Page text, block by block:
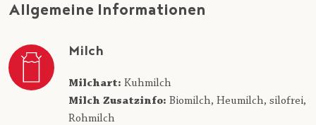
Allgemeine Informationen
Milch
Milchart: Kuhmilch
Milch Zusatzinfo: Biomilch, Heumilch, silofrei,
Rohmilch